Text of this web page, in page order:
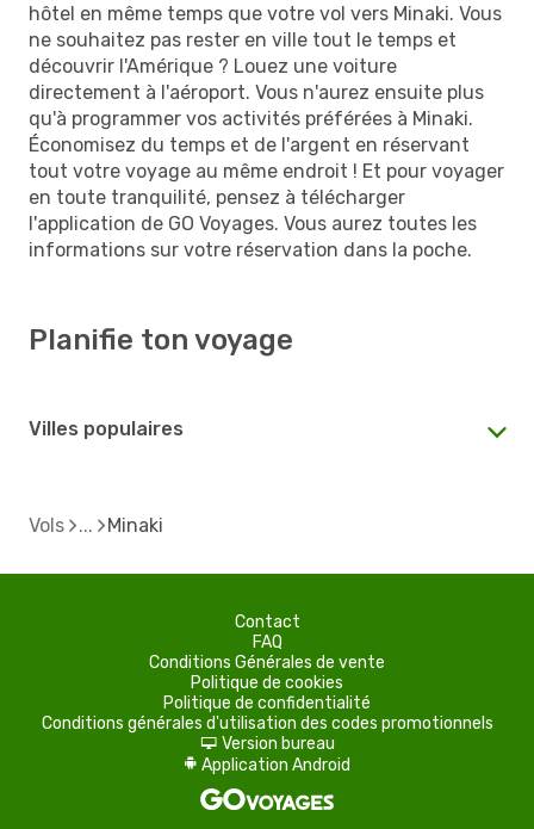
hôtel en même temps que votre vol vers Minaki. Vous
ne souhaitez pas rester en ville tout le temps et
découvrir l'Amérique ? Louez une voiture
directement à l'aéroport. Vous n'aurez ensuite plus
qu'à programmer vos activités préférées à Minaki.
Économisez du temps et de l'argent en réservant
tout votre voyage au même endroit ! Et pour voyager
en toute tranquilité, pensez à télécharger
l'application de GO Voyages. Vous aurez toutes les
informations sur votre réservation dans la poche.
Planifie ton voyage
Villes populaires
Vols Minaki
Contact
FAQ
Conditions Générales de vente
Politique de cookies
Politique de confidentialité
Conditions générales d'utilisation des codes promotionnels
d Version bureau
A Application Android